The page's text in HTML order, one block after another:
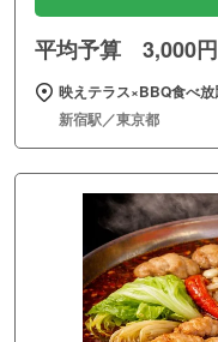
平均予算 3,000円
映えテラス×BBQ食べ
新宿駅／東京都